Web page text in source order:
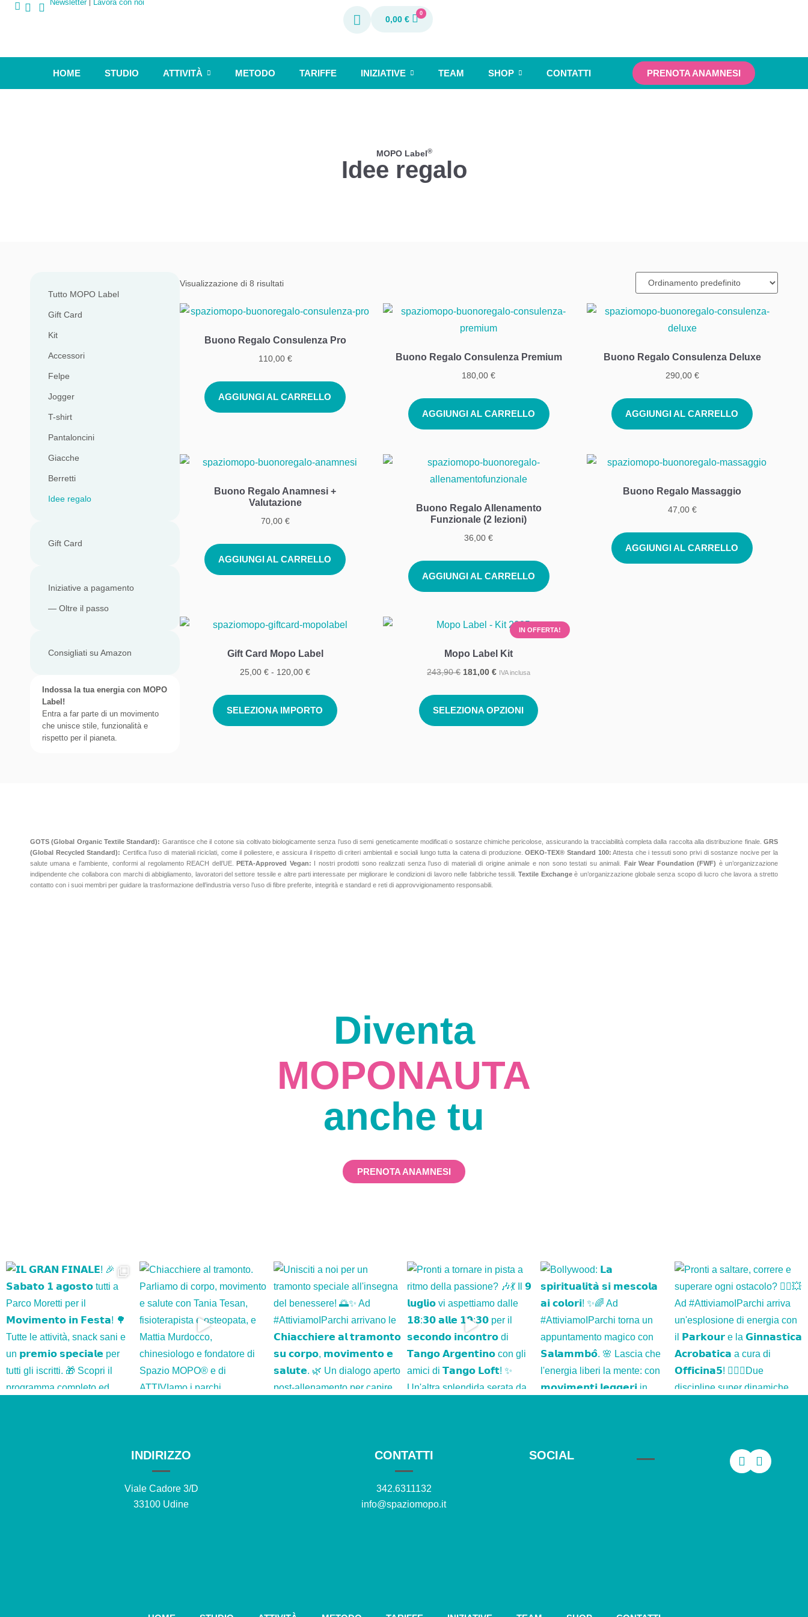
Newsletter Lavora con noi
0,00€
0
HOME STUDIO ATTIVITÀ METODO TARIFFE INIZIATIVE TEAM SHOP CONTATTI PRENOTA ANAMNESI
MOPO Label®
Idee regalo
Tutto MOPO Label
Gift Card
Kit
Accessori
Felpe
Jogger
T-shirt
Pantaloncini
Giacche
Berretti
Idee regalo
Gift Card
Iniziative a pagamento
— Oltre il passo
Consigliati su Amazon
Indossa la tua energia con MOPO
Label!
Entra a far parte di un movimento
che unisce stile, funzionalità e
rispetto per il pianeta.
Visualizzazione di 8 risultati
Buono Regalo Consulenza Pro
110,00 €
AGGIUNGI AL CARRELLO
Buono Regalo Consulenza Premium
180,00€
AGGIUNGI AL CARRELLO
Buono Regalo Consulenza Deluxe
290,00 €
AGGIUNGI AL CARRELLO
Buono Regalo Anamnesi +
Valutazione
70,00 €
AGGIUNGI AL CARRELLO
Buono Regalo Allenamento
Funzionale (2 lezioni)
36,00€
AGGIUNGI AL CARRELLO
Buono Regalo Massaggio
47,00 €
AGGIUNGI AL CARRELLO
Gift Card Mopo Label
25,00€ - 120,00€
SELEZIONA IMPORTO
IN OFFERTA!
Mopo Label Kit
243,90€ 181,00€ IVA inclusa
SELEZIONA OPZIONI
GOTS (Global Organic Textile Standard): Garantisce che il cotone sia coltivato biologicamente senza l’uso di semi geneticamente modificati o sostanze chimiche pericolose, assicurando la tracciabilità completa dalla raccolta alla distribuzione finale.GRS
(Global Recycled Standard): Certifica l’uso di materiali riciclati, come il poliestere, e assicura il rispetto di criteri ambientali e sociali lungo tutta la catena di produzione.OEKO-TEX® Standard 100: Attesta che i tessuti sono privi di sostanze nocive per la
salute umana e l’ambiente, conformi al regolamento REACH dell’UE.PETA-Approved Vegan: I nostri prodotti sono realizzati senza l’uso di materiali di origine animale e non sono testati su animali. Fair Wear Foundation (FWF) è un’organizzazione
indipendente che collabora con marchi di abbigliamento, lavoratori del settore tessile e altre parti interessate per migliorare le condizioni di lavoro nelle fabbriche tessili.Textile Exchangeè un’organizzazione globale senza scopo di lucro che lavora a stretto
contatto con i suoi membri per guidare la trasformazione dell’industria verso l’uso di fibre preferite, integrità e standard e reti di approvvigionamento responsabili.
Diventa
MOPONAUTA
anche tu
PRENOTA ANAMNESI
INDIRIZZO
Viale Cadore 3/D
33100 Udine
CONTATTI
342.6311132
info@spaziomopo.it
SOCIAL